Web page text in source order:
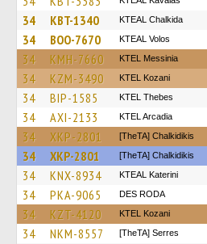
34 KBT-1340 KTEAL Chalkida
34 BOO-7670 KTEAL Volos
34 KMH-7660 KTEL Messinia
34 KZM-3490 ΚΤΕL Kozani
34 BIP-1585 KTEL Thebes
34 AXI-2133 KTEL Arcadia
34 XKP-2801 [TheTA] Chalkidikis
34 XKP-2801 [TheTA] Chalkidikis
34 KNX-8934 KTEAL Katerini
34 PKA-9065 DES RODA
34 KZT-4120 ΚΤΕL Kozani
34 NKM-8557 [TheTA] Serres